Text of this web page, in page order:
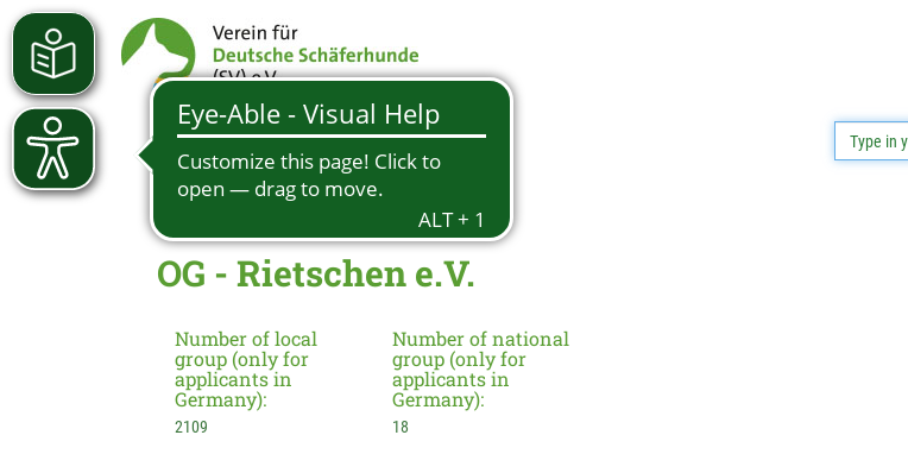
OG - Rietschen e.V.
Number of local
group (only for
applicants in
Germany):
2109
Number of national
group (only for
applicants in
Germany):
18